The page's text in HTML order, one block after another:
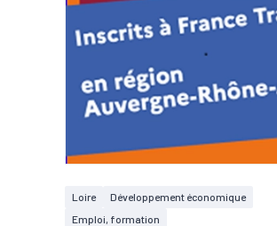
Loire
Développement économique
Emploi, formation